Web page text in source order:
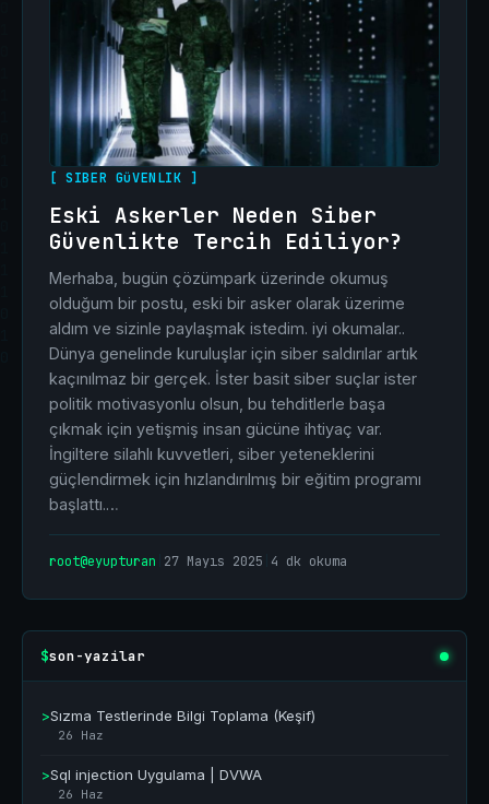
[ SIBER GüVENLIK ]
Eski Askerler Neden Siber
Güvenlikte Tercih Ediliyor?
Merhaba, bugün çözümpark üzerinde okumuş
olduğum bir postu, eski bir asker olarak üzerime
aldım ve sizinle paylaşmak istedim. iyi okumalar..
Dünya genelinde kuruluşlar için siber saldırılar artık
kaçınılmaz bir gerçek. İster basit siber suçlar ister
politik motivasyonlu olsun, bu tehditlerle başa
çıkmak için yetişmiş insan gücüne ihtiyaç var.
İngiltere silahlı kuvvetleri, siber yeteneklerini
güçlendirmek için hızlandırılmış bir eğitim programı
başlattı.…
root@eyupturan 27 Mayıs 2025 4 dk okuma
$son-yazilar
>Sızma Testlerinde Bilgi Toplama (Keşif)
26 Haz
>Sql injection Uygulama | DVWA
26 Haz